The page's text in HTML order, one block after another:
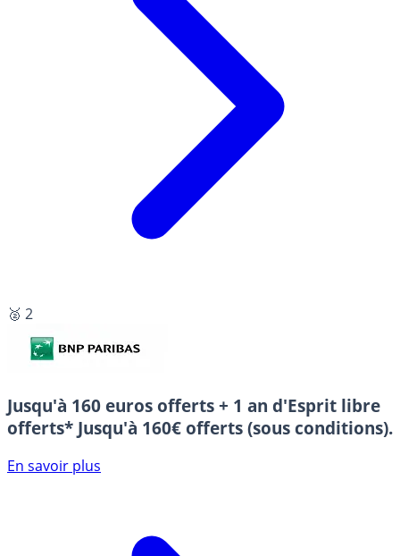
🥈 2
Jusqu'à 160 euros offerts + 1 an d'Esprit libre
offerts* Jusqu'à 160€ offerts (sous conditions).
En savoir plus